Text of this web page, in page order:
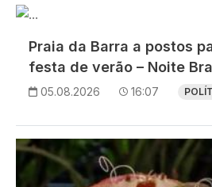
Imagem
Praia da Barra a postos
festa de verão – Noite
05.08.2026 16:07
Imagem